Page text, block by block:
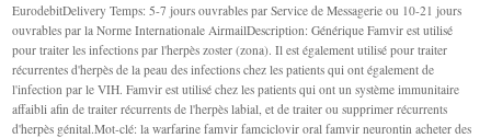
EurodebitDelivery Temps: 5-7 jours ouvrables par Service de Messagerie ou 10-21 jours
ouvrables par la Norme Internationale AirmailDescription: Générique Famvir est utilisé
pour traiter les infections par l'herpès zoster (zona). Il est également utilisé pour traiter
récurrentes d'herpès de la peau des infections chez les patients qui ont également de
l'infection par le VIH. Famvir est utilisé chez les patients qui ont un système immunitaire
affaibli afin de traiter récurrents de l'herpès labial, et de traiter ou supprimer récurrents
d'herpès génital.Mot-clé: la warfarine famvir famciclovir oral famvir neurontin acheter des